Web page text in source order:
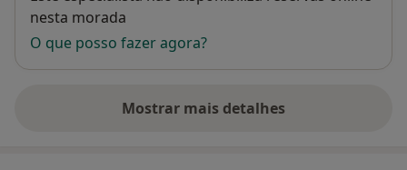
nesta morada
O que posso fazer agora?
Mostrar mais detalhes
sobre o endereço